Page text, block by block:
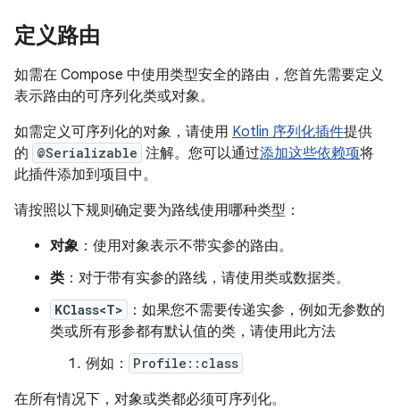
定义路由
如需在 Compose 中使用类型安全的路由，您首先需要定义
表示路由的可序列化类或对象。
如需定义可序列化的对象，请使用 Kotlin 序列化插件提供
的 @Serializable 注解。您可以通过添加这些依赖项将
此插件添加到项目中。
请按照以下规则确定要为路线使用哪种类型：
对象 ：使用对象表示不带实参的路由。
类 ：对于带有实参的路线，请使用类或数据类。
KClass<T>
：如果您不需要传递实参，例如无参数的
类或所有形参都有默认值的类，请使用此方法
例如：
Profile::class
在所有情况下，对象或类都必须可序列化。